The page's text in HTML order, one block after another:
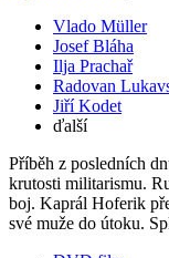
Vlado Müller
Josef Bláha
Ilja Prachař
Radovan
Jiří Kodet
ďalší
Příběh z posledních
krutosti militarismu.
boj. Kaprál Hoferik
své muže do útoku.